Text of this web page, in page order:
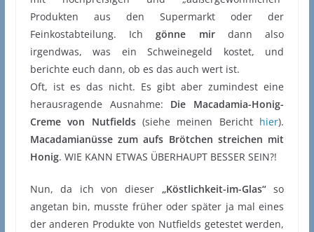
Produkten aus den Supermarkt oder der
Feinkostabteilung. Ichgönne mirdann also
irgendwas, was ein Schweinegeld kostet, und
berichte euch dann, ob es das auch wert ist.
Oft, ist es das nicht. Es gibt aber zumindest eine
herausragende Ausnahme: Die Macadamia-Honig-
Creme von Nutfields(siehe meinen Bericht hier).
Macadamianüsse zum aufs Brötchen streichen mit
Honig. WIE KANN ETWAS ÜBERHAUPT BESSER SEIN?!
Nun, da ich von dieser „Köstlichkeit-im-Glas“so
angetan bin, musste früher oder später ja mal eines
der anderen Produkte von Nutfields getestet werden,